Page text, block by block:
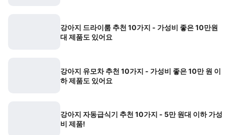
강아지 드라이룸 추천 10가지 - 가성비 좋은 10만원
대 제품도 있어요
강아지 유모차 추천 10가지 - 가성비 좋은 10만 원 이
하 제품도 있어요
강아지 자동급식기 추천 10가지 - 5만 원대 이하 가성
비 제품!